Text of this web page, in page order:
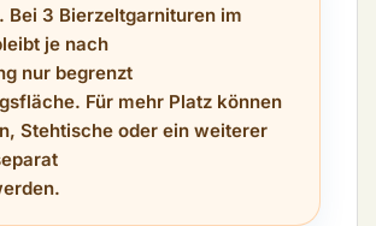
Bei 3 Bierzeltgarnituren im
je nach
nur begrenzt
Für mehr Platz können
Stehtische oder ein weiterer